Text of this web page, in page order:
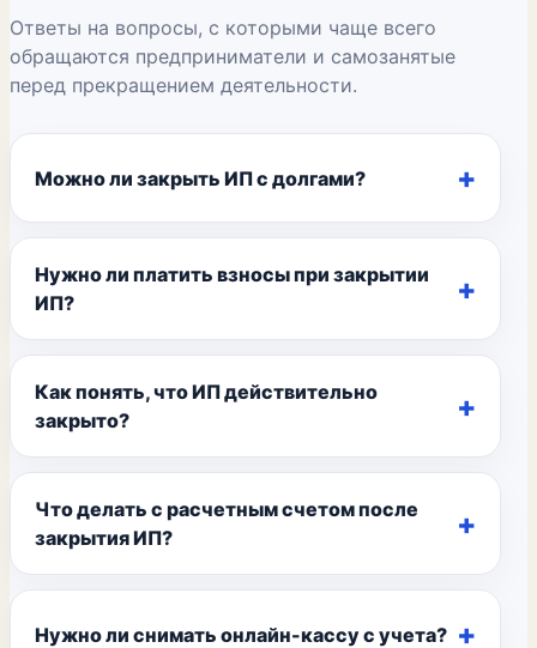
Ответы на вопросы, с которыми чаще всего
обращаются предприниматели и самозанятые
перед прекращением деятельности.
Можно ли закрыть ИП с долгами?
Нужно ли платить взносы при закрытии
ИП?
Как понять, что ИП действительно
закрыто?
Что делать с расчетным счетом после
закрытия ИП?
Нужно ли снимать онлайн-кассу с учета?